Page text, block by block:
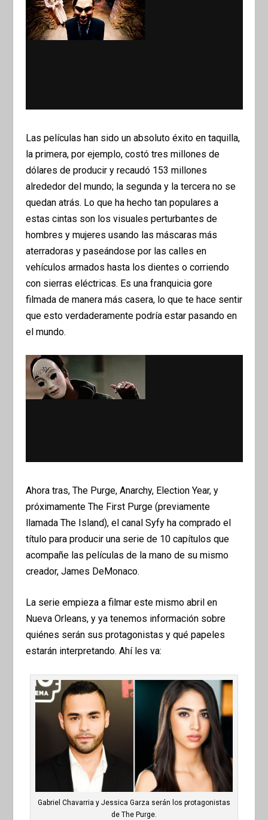
Las películas han sido un absoluto éxito en taquilla,
la primera, por ejemplo, costó tres millones de
dólares de producir y recaudó 153 millones
alrededor del mundo; la segunda y la tercera no se
quedan atrás. Lo que ha hecho tan populares a
estas cintas son los visuales perturbantes de
hombres y mujeres usando las máscaras más
aterradoras y paseándose por las calles en
vehículos armados hasta los dientes o corriendo
con sierras eléctricas. Es una franquicia gore
filmada de manera más casera, lo que te hace sentir
que esto verdaderamente podría estar pasando en
el mundo.
Ahora tras, The Purge, Anarchy, Election Year, y
próximamente The First Purge (previamente
llamada The Island), el canal Syfy ha comprado el
título para producir una serie de 10 capítulos que
acompañe las películas de la mano de su mismo
creador, James DeMonaco.
La serie empieza a filmar este mismo abril en
Nueva Orleans, y ya tenemos información sobre
quiénes serán sus protagonistas y qué papeles
estarán interpretando. Ahí les va:
Gabriel Chavarria y Jessica Garza serán los protagonistas
de The Purge.